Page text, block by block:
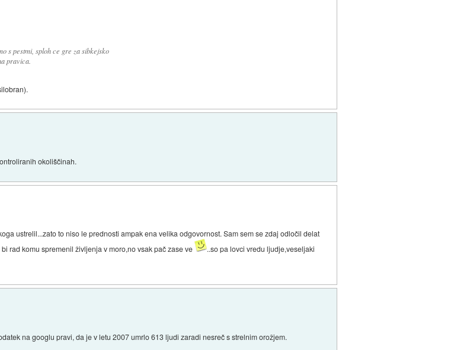
s pestmi, sploh ce gre za sibkejsko
pravica.
okoliščinah.
ustrelil...zato to niso le prednosti ampak ena velika odgovornost. Sam sem se zdaj odločil delat
rad komu spremenil življenja v moro,no vsak pač zase ve
..so pa lovci vredu ljudje,veseljaki
na googlu pravi, da je v letu 2007 umrlo 613 ljudi zaradi nesreč s strelnim orožjem.